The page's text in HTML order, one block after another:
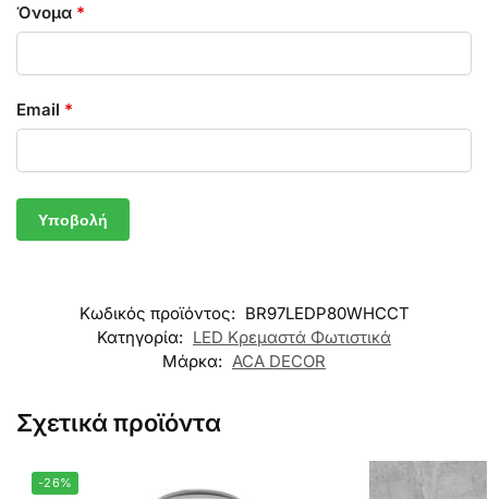
Όνομα *
Email *
Κωδικός προϊόντος: BR97LEDP80WHCCT
Κατηγορία: LED Κρεμαστά Φωτιστικά
Μάρκα: ACA DECOR
Σχετικά προϊόντα
-26%